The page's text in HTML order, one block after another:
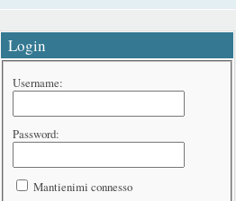
Login
Username:
Password:
Mantienimi connesso